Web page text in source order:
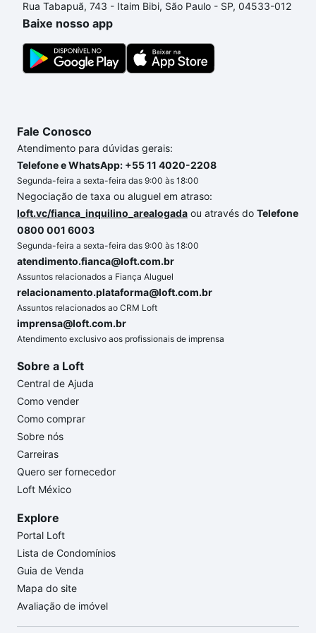
comprar um apartamento e conte com a gente para
comprar o imóvel dos seus sonhos com segurança e
conforto. Loft, com você até as chaves.
Rua Tabapuã, 743 - Itaim Bibi, São Paulo - SP, 04533-012
Baixe nosso app
Fale Conosco
Atendimento para dúvidas gerais:
Telefone e WhatsApp: +55 11 4020-2208
Segunda-feira a sexta-feira das 9:00 às 18:00
Negociação de taxa ou aluguel em atraso:
loft.vc/fianca_inquilino_arealogada ou através do Telefone
0800 001 6003
Segunda-feira a sexta-feira das 9:00 às 18:00
atendimento.fianca@loft.com.br
Assuntos relacionados a Fiança Aluguel
relacionamento.plataforma@loft.com.br
Assuntos relacionados ao CRM Loft
imprensa@loft.com.br
Atendimento exclusivo aos profissionais de imprensa
Sobre a Loft
Central de Ajuda
Como vender
Como comprar
Sobre nós
Carreiras
Quero ser fornecedor
Loft México
Explore
Portal Loft
Lista de Condomínios
Guia de Venda
Mapa do site
Avaliação de imóvel